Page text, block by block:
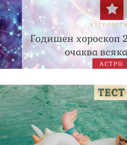
Годишен хороскоп
очаква
АСТРО